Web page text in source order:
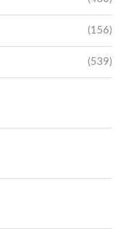
(156)
(539)